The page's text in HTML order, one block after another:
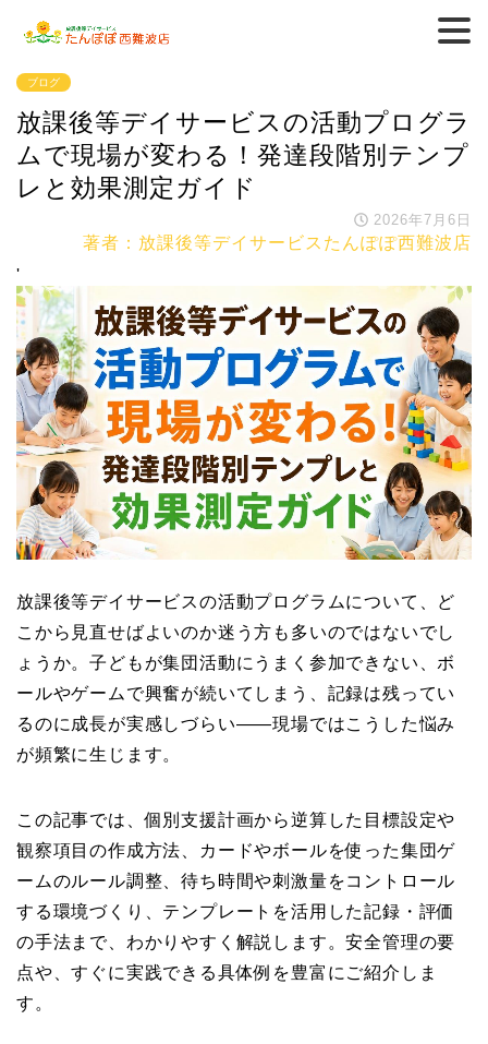
ブログ
放課後等デイサービスの活動プログラ
ムで現場が変わる！発達段階別テンプ
レと効果測定ガイド
2026年7月6日
著者：放課後等デイサービスたんぽぽ西難波店
'
放課後等デイサービスの活動プログラムについて、ど
こから見直せばよいのか迷う方も多いのではないでし
ょうか。子どもが集団活動にうまく参加できない、ボ
ールやゲームで興奮が続いてしまう、記録は残ってい
るのに成長が実感しづらい——現場ではこうした悩み
が頻繁に生じます。
この記事では、個別支援計画から逆算した目標設定や
観察項目の作成方法、カードやボールを使った集団ゲ
ームのルール調整、待ち時間や刺激量をコントロール
する環境づくり、テンプレートを活用した記録・評価
の手法まで、わかりやすく解説します。安全管理の要
点や、すぐに実践できる具体例を豊富にご紹介しま
す。